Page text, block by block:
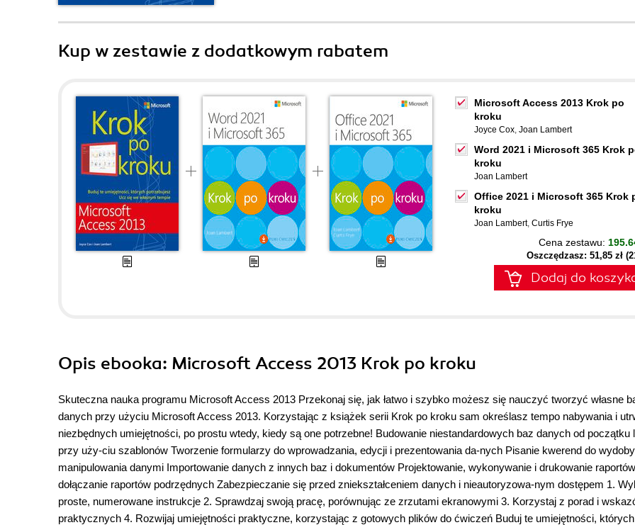
Kup w zestawie z dodatkowym rabatem
Microsoft Access 2013 Krok po
kroku
Joyce Cox, Joan Lambert
Word 2021 i Microsoft 365 Krok
kroku
Joan Lambert
Office 2021 i Microsoft 365 Krok
kroku
Joan Lambert, Curtis Frye
Cena zestawu:
Oszczędzasz: 51,85 zł
Dodaj do
Opis ebooka: Microsoft Access 2013 Krok po kroku
Skuteczna nauka programu Microsoft Access 2013 Przekonaj się, jak łatwo i szybko możesz się nauczyć tworzyć własne
danych przy użyciu Microsoft Access 2013. Korzystając z książek serii Krok po kroku sam określasz tempo nabywania i
niezbędnych umiejętności, po prostu wtedy, kiedy są one potrzebne! Budowanie niestandardowych baz danych od początku
przy uży-ciu szablonów Tworzenie formularzy do wprowadzania, edycji i prezentowania da-nych Pisanie kwerend do
manipulowania danymi Importowanie danych z innych baz i dokumentów Projektowanie, wykonywanie i drukowanie
dołączanie raportów podrzędnych Zabezpieczanie się przed zniekształceniem danych i nieautoryzowa-nym dostępem 1.
proste, numerowane instrukcje 2. Sprawdzaj swoją pracę, porównując ze zrzutami ekranowymi 3. Korzystaj z porad i
praktycznych 4. Rozwijaj umiejętności praktyczne, korzystając z gotowych plików do ćwiczeń Buduj te umiejętności, których